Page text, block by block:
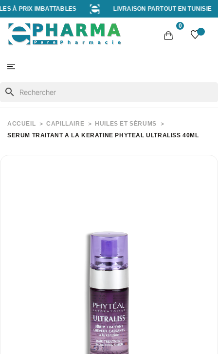
À PRIX IMBATTABLES LIVRAISON PARTOUT EN TUNISIE
0
search
ACCUEIL CAPILLAIRE
HUILES ET SÉRUMS
SERUM TRAITANT A LA KERATINE PHYTEAL ULTRALISS 40ML